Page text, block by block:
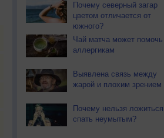
Почему северный загар
цветом отличается от
южного?
Чай матча может помочь
аллергикам
Выявлена связь между
жарой и плохим зрением
Почему нельзя ложиться
спать неумытым?